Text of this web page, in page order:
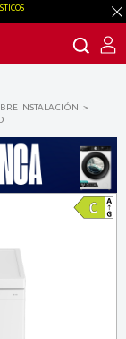
INSTALACIÓN